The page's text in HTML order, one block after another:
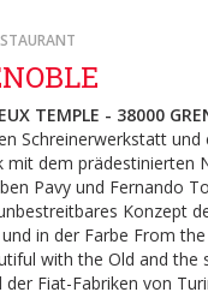
TEMPLE - 38000
Schreinerwerkstatt und
mit dem prädestinierten
Pavy und Fernando
Konzept
in der Farbe From
with the Old and the
Fiat-Fabriken von